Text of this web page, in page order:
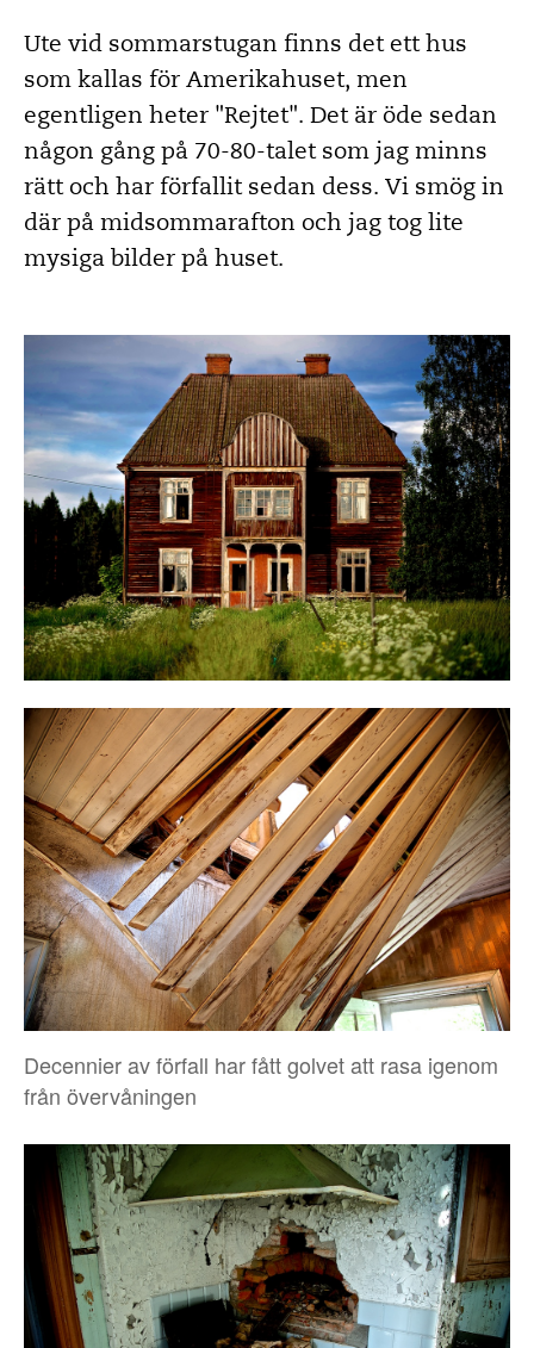
Ute vid sommarstugan finns det ett hus
som kallas för Amerikahuset, men
egentligen heter "Rejtet". Det är öde sedan
någon gång på 70-80-talet som jag minns
rätt och har förfallit sedan dess. Vi smög in
där på midsommarafton och jag tog lite
mysiga bilder på huset.
Decennier av förfall har fått golvet att rasa igenom
från övervåningen